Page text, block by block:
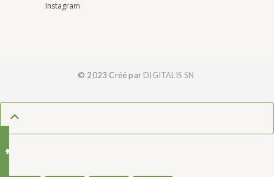
Instagram
© 2023 Créé par DIGITALIS SN